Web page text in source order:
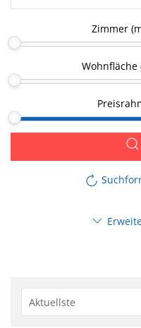
Zimmer
Wohnfläche